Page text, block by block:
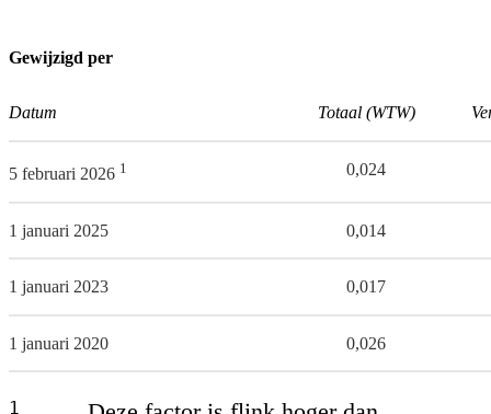
Gewijzigd per
Datum Totaal (WTW)
5 februari 2026 1 0,024
1 januari 2025 0,014
1 januari 2023 0,017
1 januari 2020 0,026
1